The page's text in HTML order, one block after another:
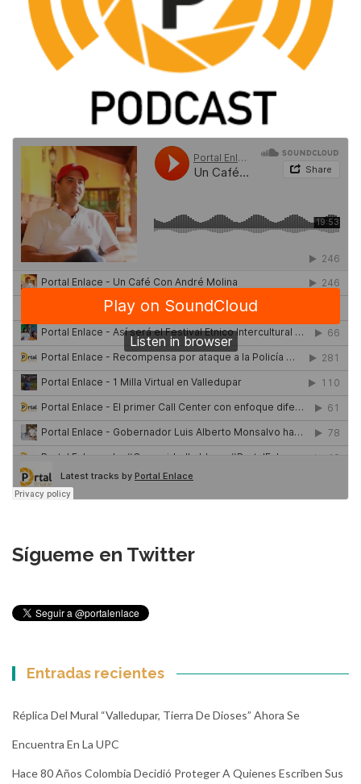
Sígueme en Twitter
Entradas recientes
Réplica Del Mural “Valledupar, Tierra De Dioses” Ahora Se
Encuentra En La UPC
Hace 80 Años Colombia Decidió Proteger A Quienes Escriben Sus